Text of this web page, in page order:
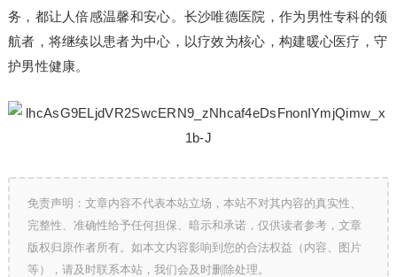
务，都让人倍感温馨和安心。长沙唯德医院，作为男性专科的领
航者，将继续以患者为中心，以疗效为核心，构建暖心医疗，守
护男性健康。
免责声明：文章内容不代表本站立场，本站不对其内容的真实性、
完整性、准确性给予任何担保、暗示和承诺，仅供读者参考，文章
版权归原作者所有。如本文内容影响到您的合法权益（内容、图片
等），请及时联系本站，我们会及时删除处理。